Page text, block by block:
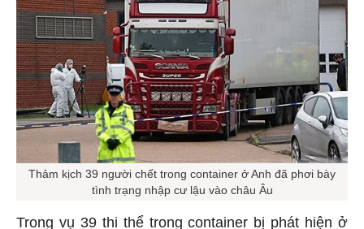
Thảm kịch 39 người chết trong container ở Anh đã phơi bày
tình trạng nhập cư lậu vào châu Âu
Trong vụ 39 thi thể trong container bị phát hiện ở